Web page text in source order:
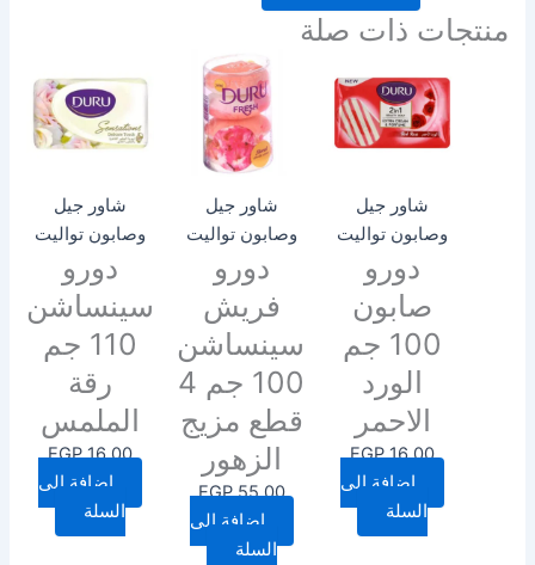
منتجات ذات صلة
شاور جيل
وصابون تواليت
دورو
صابون
100 جم
الورد
الاحمر
EGP16.00
إضافة إلى
السلة
شاور جيل
وصابون تواليت
دورو
فريش
سينساشن
100 جم 4
قطع مزيج
الزهور
EGP55.00
إضافة إلى
السلة
شاور جيل
وصابون تواليت
دورو
سينساشن
110 جم
رقة
الملمس
EGP16.00
إضافة إلى
السلة